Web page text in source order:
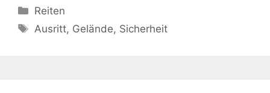
Kategorien
Reiten
Schlagwörter
Ausritt, Gelände, Sicherheit